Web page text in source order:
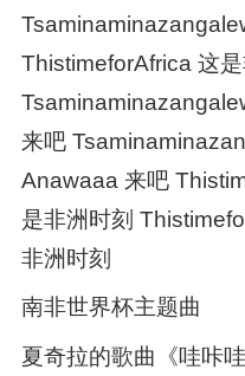
ThistimeforAfrica 这是
来吧
Anawaaa 来吧
是非洲时刻
非洲时刻
南非世界杯主题曲
夏奇拉的歌曲《哇咔